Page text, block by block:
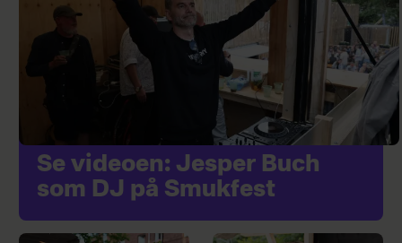
Se videoen: Jesper Buch
som DJ på Smukfest